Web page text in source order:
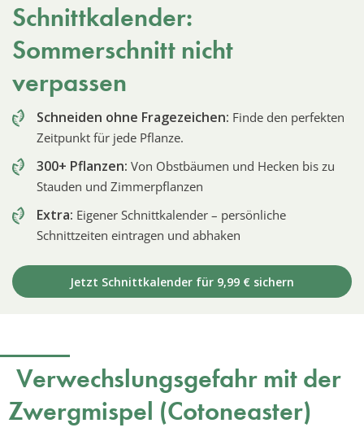
Schnittkalender:
Sommerschnitt nicht
verpassen
Schneiden ohne Fragezeichen: Finde den perfekten
Zeitpunkt für jede Pflanze.
300+ Pflanzen: Von Obstbäumen und Hecken bis zu
Stauden und Zimmerpflanzen
Extra: Eigener Schnittkalender – persönliche
Schnittzeiten eintragen und abhaken
Jetzt Schnittkalender für 9,99 € sichern
Verwechslungsgefahr mit der
Zwergmispel (Cotoneaster)